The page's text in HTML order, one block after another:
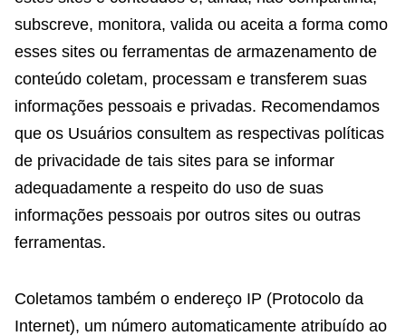
subscreve, monitora, valida ou aceita a forma como
esses sites ou ferramentas de armazenamento de
conteúdo coletam, processam e transferem suas
informações pessoais e privadas. Recomendamos
que os Usuários consultem as respectivas políticas
de privacidade de tais sites para se informar
adequadamente a respeito do uso de suas
informações pessoais por outros sites ou outras
ferramentas.
Coletamos também o endereço IP (Protocolo da
Internet), um número automaticamente atribuído ao